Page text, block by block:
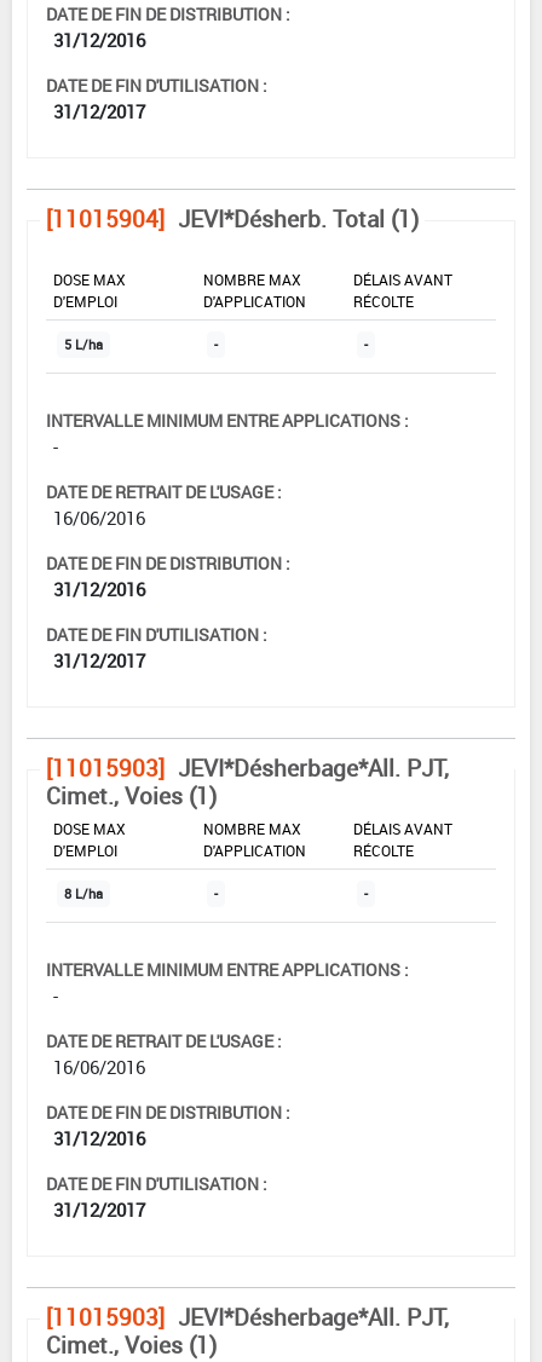
DATE DE FIN DE DISTRIBUTION :
31/12/2016
DATE DE FIN D'UTILISATION :
31/12/2017
[11015904] JEVI*Désherb. Total (1)
DOSE MAX
D'EMPLOI
NOMBRE MAX
D'APPLICATION
DÉLAIS AVANT
RÉCOLTE
5 L/ha - -
INTERVALLE MINIMUM ENTRE APPLICATIONS :
-
DATE DE RETRAIT DE L'USAGE :
16/06/2016
DATE DE FIN DE DISTRIBUTION :
31/12/2016
DATE DE FIN D'UTILISATION :
31/12/2017
[11015903] JEVI*Désherbage*All. PJT,
Cimet., Voies (1)
DOSE MAX
D'EMPLOI
NOMBRE MAX
D'APPLICATION
DÉLAIS AVANT
RÉCOLTE
8 L/ha - -
INTERVALLE MINIMUM ENTRE APPLICATIONS :
-
DATE DE RETRAIT DE L'USAGE :
16/06/2016
DATE DE FIN DE DISTRIBUTION :
31/12/2016
DATE DE FIN D'UTILISATION :
31/12/2017
[11015903] JEVI*Désherbage*All. PJT,
Cimet., Voies (1)